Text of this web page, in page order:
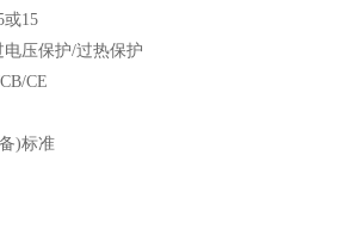
或15
压保护/过热保护
CE
)标准